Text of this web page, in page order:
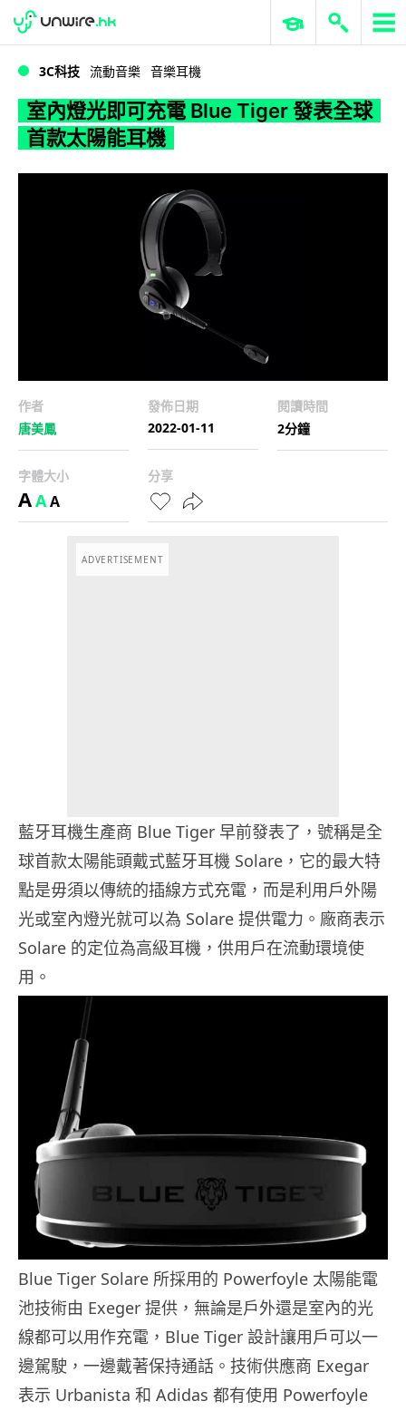
WWDC 2026 ERP 與商業 AI
3C科技 流動音樂 音樂耳機
室內燈光即可充電 Blue Tiger 發表全球
首款太陽能耳機
作者
唐美鳳
發佈日期
2022-01-11
閱讀時間
2分鐘
字體大小
AAA
分享
ADVERTISEMENT
藍牙耳機生產商 Blue Tiger 早前發表了，號稱是全
球首款太陽能頭戴式藍牙耳機 Solare，它的最大特
點是毋須以傳統的插線方式充電，而是利用戶外陽
光或室內燈光就可以為 Solare 提供電力。廠商表示
Solare 的定位為高級耳機，供用戶在流動環境使
用。
Blue Tiger Solare 所採用的 Powerfoyle 太陽能電
池技術由 Exeger 提供，無論是戶外還是室內的光
線都可以用作充電，Blue Tiger 設計讓用戶可以一
邊駕駛，一邊戴著保持通話。技術供應商 Exegar
表示 Urbanista 和 Adidas 都有使用 Powerfoyle